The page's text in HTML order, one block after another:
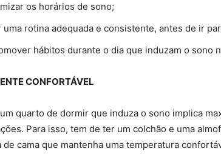
os horários de sono;
uma rotina adequada e consistente, antes de ir
hábitos durante o dia que induzam o sono
CONFORTÁVEL
quarto de dormir que induza o sono implica
Para isso, tem de ter um colchão e uma
de cama que mantenha uma temperatura